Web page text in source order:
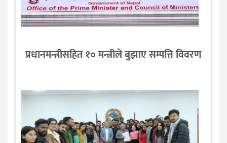
प्रधानमन्त्रीसहित १० मन्त्रीले बुझाए सम्पत्ति विवरण